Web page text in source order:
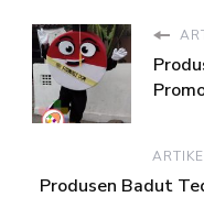
Produsen Badut